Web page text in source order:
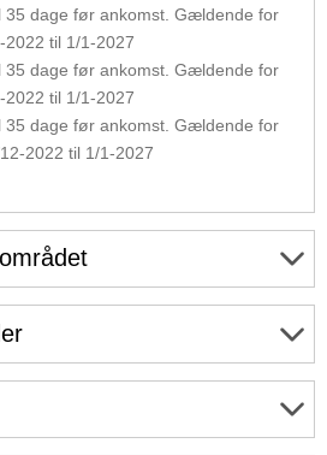
35 dage før ankomst. Gældende for
til 1/1-2027
35 dage før ankomst. Gældende for
til 1/1-2027
35 dage før ankomst. Gældende for
2022 til 1/1-2027